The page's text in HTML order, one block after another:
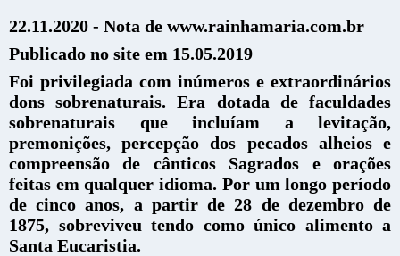
22.11.2020 - Nota de www.rainhamaria.com.br
Publicado no site em 15.05.2019
Foi privilegiada com inúmeros e extraordinários
dons sobrenaturais. Era dotada de faculdades
sobrenaturais que incluíam a levitação,
premonições, percepção dos pecados alheios e
compreensão de cânticos Sagrados e orações
feitas em qualquer idioma. Por um longo período
de cinco anos, a partir de 28 de dezembro de
1875, sobreviveu tendo como único alimento a
Santa Eucaristia.